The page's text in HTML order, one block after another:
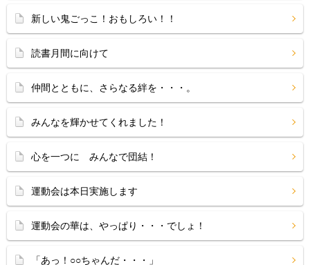
新しい鬼ごっこ！おもしろい！！
読書月間に向けて
仲間とともに、さらなる絆を・・・。
みんなを輝かせてくれました！
心を一つに みんなで団結！
運動会は本日実施します
運動会の華は、やっぱり・・・でしょ！
「あっ！○○ちゃんだ・・・」